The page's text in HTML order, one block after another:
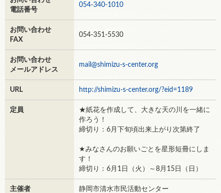
電話番号
054-340-1010
お問い合わせ
FAX
054-351-5530
お問い合わせ
メールアドレス
mail@shimizu-s-center.org
URL http://shimizu-s-center.org/?eid=1189
定員
★紙花を作成して、大きな天の川を一緒に
作ろう！
締切り：6月下旬頃出来上がり次第終了
★みなさんのお願いごとを星形短冊にしま
す！
締切り：6月1日（火）～8月15日（日）
主催者 静岡市清水市民活動センター